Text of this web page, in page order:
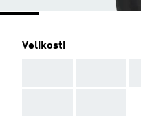
Velikosti